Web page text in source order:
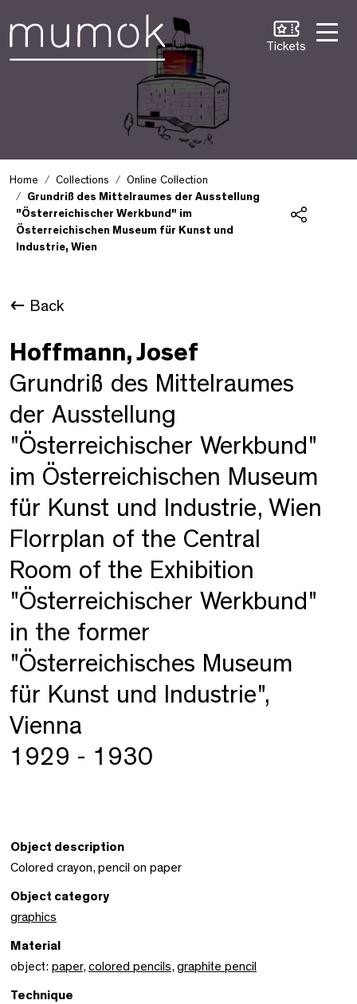
Tickets
Home Collections
Online Collection
Grundriß des Mittelraumes der Ausstellung
"Österreichischer Werkbund" im
Österreichischen Museum für Kunst und
Industrie, Wien
Back
Hoffmann, Josef
Grundriß des Mittelraumes
der Ausstellung
"Österreichischer Werkbund"
im Österreichischen Museum
für Kunst und Industrie, Wien
Florrplan of the Central
Room of the Exhibition
"Österreichischer Werkbund"
in the former
"Österreichisches Museum
für Kunst und Industrie",
Vienna
1929 - 1930
Object description
Colored crayon, pencil on paper
Object category
graphics
Material
object: paper, colored pencils, graphite pencil
Technique